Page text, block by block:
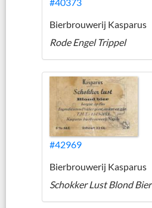
#40373
Bierbrouwerij Kasparus
Rode Engel Trippel
#42969
Bierbrouwerij Kasparus
Schokker Lust Blond Bier